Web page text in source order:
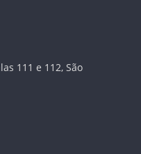
111 e 112, São